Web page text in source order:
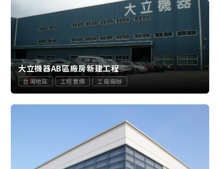
大立機器AB區廠房新建工程
台灣地區 工程實績 工廠廠辦